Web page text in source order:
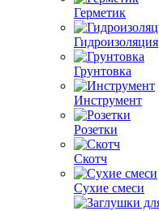
Герметик
Гидроизоляция
Грунтовка
Инструмент
Розетки
Скотч
Сухие смеси